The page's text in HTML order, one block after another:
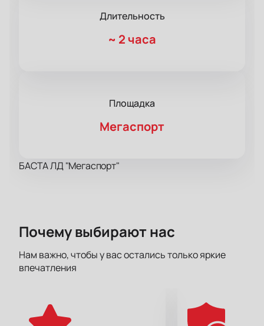
Длительность
~ 2 часа
Площадка
Мегаспорт
БАСТА ЛД "Мегаспорт"
Почему выбирают нас
Нам важно, чтобы у вас остались только яркие
впечатления